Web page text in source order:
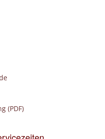
(PDF)